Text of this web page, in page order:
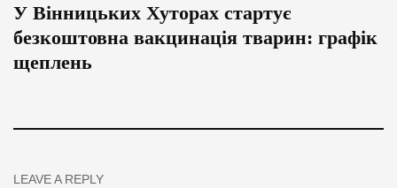
У Вінницьких Хуторах стартує
безкоштовна вакцинація тварин: графік
щеплень
LEAVE A REPLY